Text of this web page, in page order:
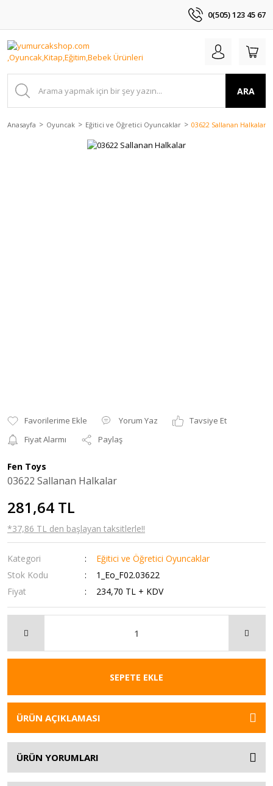
0(505) 123 45 67
ARA
Anasayfa Oyuncak Eğitici ve Öğretici Oyuncaklar 03622 Sallanan Halkalar
Yorum Yaz
Tavsiye Et
Fiyat Alarmı
Paylaş
Fen Toys
03622 Sallanan Halkalar
281,64 TL
*37,86 TL den başlayan taksitlerle!!
Kategori
Eğitici ve Öğretici Oyuncaklar
Stok Kodu
1_Eo_F02.03622
Fiyat
234,70 TL + KDV
SEPETE EKLE
ÜRÜN AÇIKLAMASI
ÜRÜN YORUMLARI